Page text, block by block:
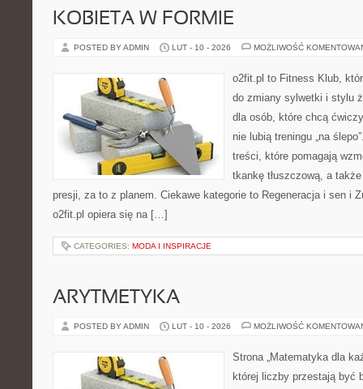
KOBIETA W FORMIE
POSTED BY ADMIN LUT - 10 - 2026 MOŻLIWOŚĆ
o2fit.pl to Fitness Klub,
do zmiany sylwetki i stylu
dla osób, które chcą
nie lubią treningu „na
treści, które pomagają
tkankę tłuszczową, a
presji, za to z planem. Ciekawe kategorie to Regeneracja i sen i
o2fit.pl opiera się na […]
CATEGORIES: MODA I INSPIRACJE
ARYTMETYKA
POSTED BY ADMIN LUT - 10 - 2026 MOŻLIWOŚĆ
Strona „Matematyka dla
której liczby przestają być